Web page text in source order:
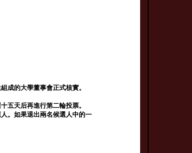
成的大學董事會正式核實。
五天后再進行第二輪投票。
。如果退出兩名候選人中的一